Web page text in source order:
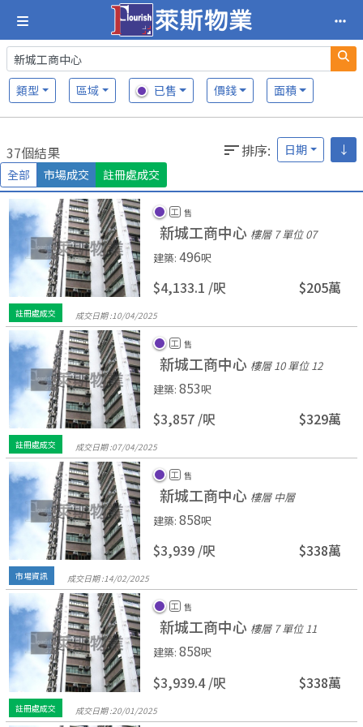
類型 區域 已售 價錢 面積
37個結果 排序: 日期
↓
全部
市場成交 註冊處成交
工 售
新城工商中心 樓層 7 單位 07
建築: 496呎
$4,133.1 /呎 $205萬
註冊處成交 成交日期 :10/04/2025
工 售
新城工商中心 樓層 10 單位 12
建築: 853呎
$3,857 /呎 $329萬
註冊處成交 成交日期 :07/04/2025
工 售
新城工商中心 樓層 中層
建築: 858呎
$3,939 /呎 $338萬
市場資訊 成交日期 :14/02/2025
工 售
新城工商中心 樓層 7 單位 11
建築: 858呎
$3,939.4 /呎 $338萬
註冊處成交 成交日期 :20/01/2025